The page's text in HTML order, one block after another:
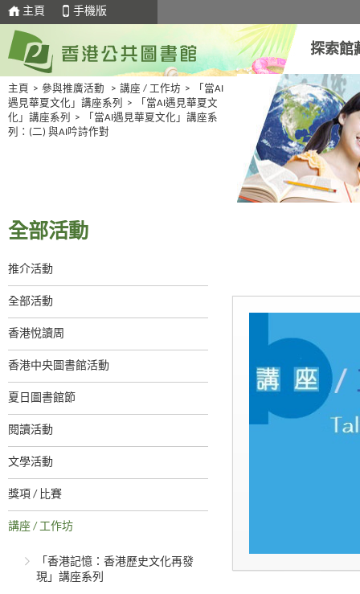
主頁 手機版
探索館
主頁 > 參與推廣活動 > 講座 / 工作坊 >
「當AI
遇見華夏文化」講座系列
>
「當AI遇見華夏文
化」講座系列
>
「當AI遇見華夏文化」講座系
列：(二) 與AI吟詩作對
全部活動
推介活動
全部活動
香港悅讀周
香港中央圖書館活動
夏日圖書館節
閱讀活動
文學活動
獎項 / 比賽
講座 / 工作坊
「香港記憶：香港歷史文化再發
現」講座系列